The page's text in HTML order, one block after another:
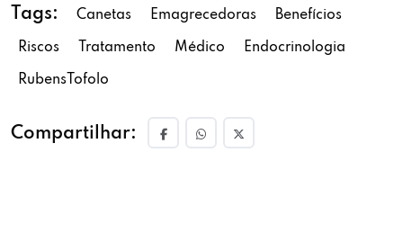
Tags: Canetas Emagrecedoras Benefícios
Riscos Tratamento Médico Endocrinologia
RubensTofolo
Compartilhar: